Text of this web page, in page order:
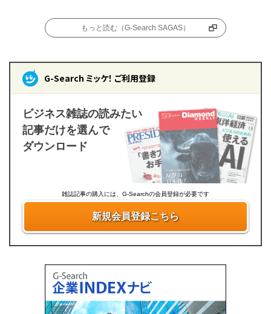
もっと読む（G-Search SAGAS）
G-Search ミッケ！ ご利用登録
ビジネス雑誌の読みたい
記事だけを選んで
ダウンロード
雑誌記事の購入には、G-Searchの会員登録が必要です
新規会員登録こちら